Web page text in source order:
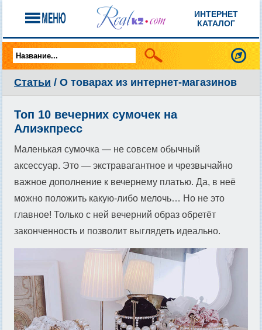
ИНТЕРНЕТ
КАТАЛОГ
Статьи / О товарах из интернет-магазинов
Топ 10 вечерних сумочек на
Алиэкпресс
Маленькая сумочка — не совсем обычный
аксессуар. Это — экстравагантное и чрезвычайно
важное дополнение к вечернему платью. Да, в неё
можно положить какую-либо мелочь… Но не это
главное! Только с ней вечерний образ обретёт
законченность и позволит выглядеть идеально.